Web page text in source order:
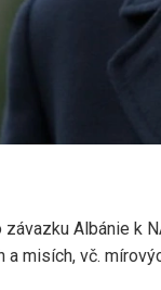
Albánie k
misích, vč.